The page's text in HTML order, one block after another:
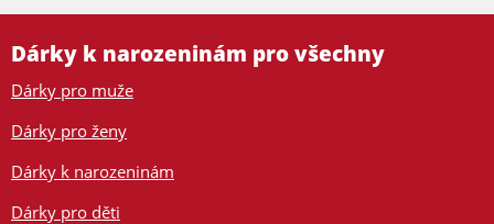
Dárky k narozeninám pro všechny
Dárky pro muže
Dárky pro ženy
Dárky k narozeninám
Dárky pro děti